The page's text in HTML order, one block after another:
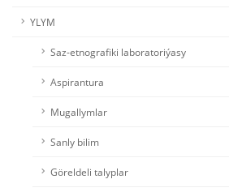
YLYM
Saz-etnografiki laboratoriýasy
Aspirantura
Mugallymlar
Sanly bilim
Göreldeli talyplar